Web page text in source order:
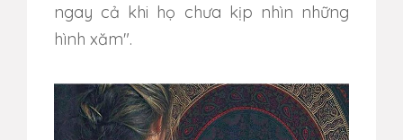
ngay cả khi họ chưa kịp nhìn những
hình xăm".